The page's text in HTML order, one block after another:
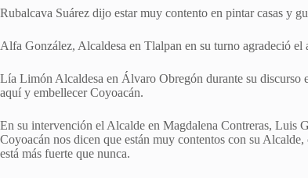
Rubalcava Suárez dijo estar muy contento en pintar casas y
Alfa González, Alcaldesa en Tlalpan en su turno agradeció
Lía Limón Alcaldesa en Álvaro Obregón durante su
aquí y embellecer Coyoacán.
En su intervención el Alcalde en Magdalena Contreras,
Coyoacán nos dicen que están muy contentos con su
está más fuerte que nunca.